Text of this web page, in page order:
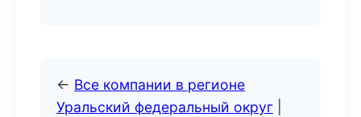
← Все компании в регионе
Уральский федеральный округ